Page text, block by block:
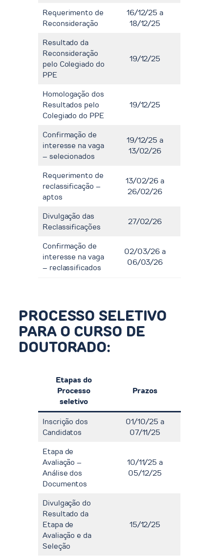
Requerimento de
Reconsideração
16/12/25 a
18/12/25
Resultado da
Reconsideração
pelo Colegiado do
PPE
19/12/25
Homologação dos
Resultados pelo
Colegiado do PPE
19/12/25
Confirmação de
interesse na vaga
– selecionados
19/12/25 a
13/02/26
Requerimento de
reclassificação –
aptos
13/02/26 a
26/02/26
Divulgação das
Reclassificações
27/02/26
Confirmação de
interesse na vaga
– reclassificados
02/03/26 a
06/03/26
PROCESSO SELETIVO
PARA O CURSO DE
DOUTORADO:
Etapas do
Processo
seletivo
Prazos
Inscrição dos
Candidatos
01/10/25 a
07/11/25
Etapa de
Avaliação –
Análise dos
Documentos
10/11/25 a
05/12/25
Divulgação do
Resultado da
Etapa de
Avaliação e da
Seleção
15/12/25